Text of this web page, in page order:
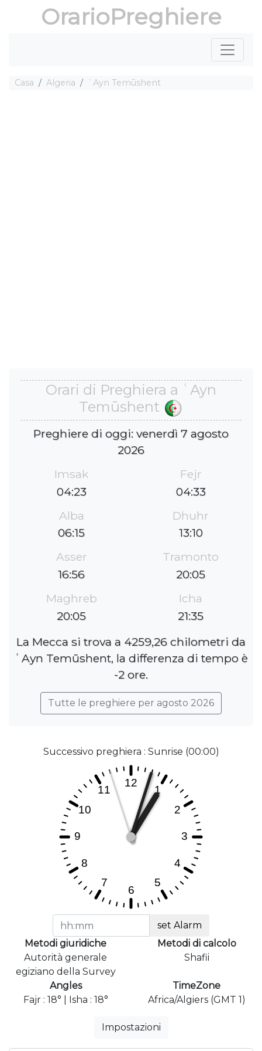
OrarioPreghiere
Casa Algeria ʿAyn Temūshent
Orari di Preghiera a ʿAyn
Temūshent
Preghiere di oggi: venerdì 7 agosto
2026
Imsak
04:23
Fejr
04:33
Alba
06:15
Dhuhr
13:10
Asser
16:56
Tramonto
20:05
Maghreb
20:05
Icha
21:35
La Mecca si trova a 4259,26 chilometri da
ʿAyn Temūshent, la differenza di tempo è
-2 ore.
Tutte le preghiere per agosto 2026
Successivo preghiera : Sunrise (00:00)
set Alarm
Metodi giuridiche
Autorità generale
egiziano della Survey
Metodi di calcolo
Shafii
Angles
Fajr : 18° | Isha : 18°
TimeZone
Africa/Algiers (GMT 1)
Impostazioni